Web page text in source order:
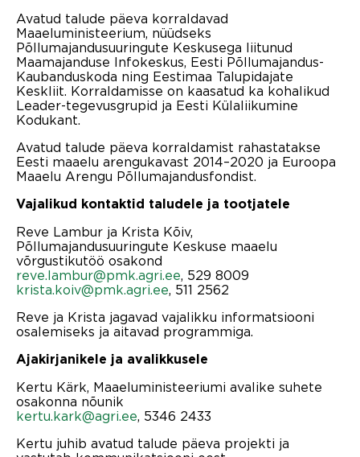
Avatud talude päeva korraldavad
Maaeluministeerium, nüüdseks
Põllumajandusuuringute Keskusega liitunud
Maamajanduse Infokeskus, Eesti Põllumajandus-
Kaubanduskoda ning Eestimaa Talupidajate
Keskliit. Korraldamisse on kaasatud ka kohalikud
Leader-tegevusgrupid ja Eesti Külaliikumine
Kodukant.
Avatud talude päeva korraldamist rahastatakse
Eesti maaelu arengukavast 2014–2020 ja Euroopa
Maaelu Arengu Põllumajandusfondist.
Vajalikud kontaktid taludele ja tootjatele
Reve Lambur ja Krista Kõiv,
Põllumajandusuuringute Keskuse maaelu
võrgustikutöö osakond
reve.lambur@pmk.agri.ee, 529 8009
krista.koiv@pmk.agri.ee, 511 2562
Reve ja Krista jagavad vajalikku informatsiooni
osalemiseks ja aitavad programmiga.
Ajakirjanikele ja avalikkusele
Kertu Kärk, Maaeluministeeriumi avalike suhete
osakonna nõunik
kertu.kark@agri.ee, 5346 2433
Kertu juhib avatud talude päeva projekti ja